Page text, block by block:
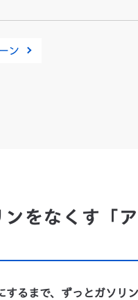
ン
をなくす「
するまで、ずっとガソリ